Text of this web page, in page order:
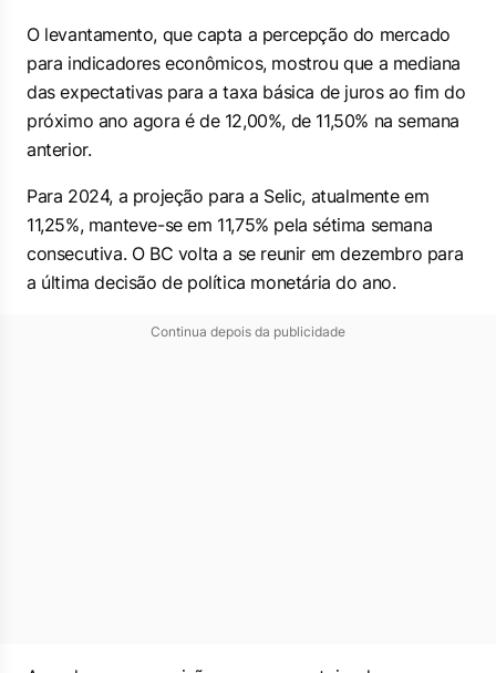
O levantamento, que capta a percepção do mercado
para indicadores econômicos, mostrou que a mediana
das expectativas para a taxa básica de juros ao fim do
próximo ano agora é de 12,00%, de 11,50% na semana
anterior.
Para 2024, a projeção para a Selic, atualmente em
11,25%, manteve-se em 11,75% pela sétima semana
consecutiva. O BC volta a se reunir em dezembro para
a última decisão de política monetária do ano.
Continua depois da publicidade